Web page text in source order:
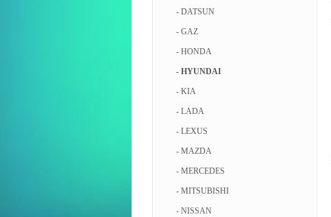
- DATSUN
- GAZ
- HONDA
- HYUNDAI
- KIA
- LADA
- LEXUS
- MAZDA
- MERCEDES
- MITSUBISHI
- NISSAN